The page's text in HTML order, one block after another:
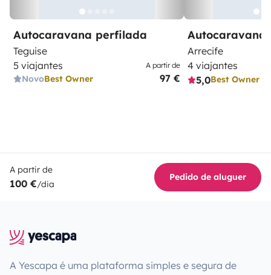
Autocaravana perfilada
Teguise
5 viajantes
NovoBest Owner
A partir de
97 €
Autocaravana
Arrecife
4 viajantes
5,0Best Owner
A partir de
100 €/dia
Pedido de aluguer
A Yescapa é uma plataforma simples e segura de